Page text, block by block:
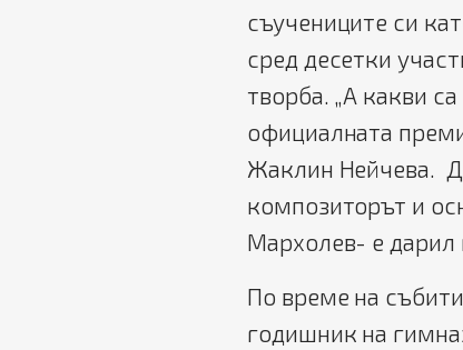
съучениците си
сред десетки
творба. „А какви
официалната
Жаклин Нейчева.
композиторът и
Мархолев- е дарил
По време на
годишник на